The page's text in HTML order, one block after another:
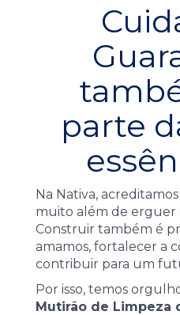
parte
Na Nativa,
muito além de erguer
Construir também é
amamos, fortalecer a
contribuir para um
Por isso, temos
Mutirão de Limpeza